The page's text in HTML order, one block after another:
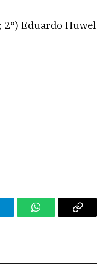
2°) Eduardo Huwel
WhatsAppCopy